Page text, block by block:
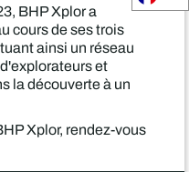
BHP Xplor a
cours de ses trois
ainsi un réseau
et
la découverte à un
Xplor, rendez-vous